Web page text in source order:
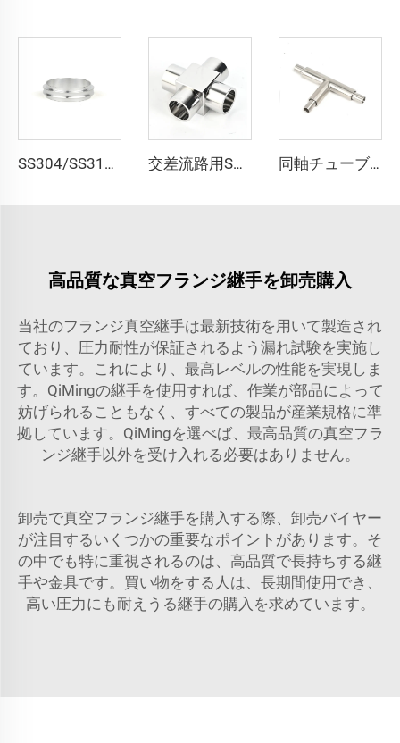
SS304/SS316L アルミニウムKF/NWセンターリング KF10-KF50 高品質ステンレス鋼真空継手 NW10-NW50 半導体用 交差流路用SS316L超高純度溶接継手交差部マイクロ溶接継手を提供スムーズなステンレス鋼超高純度溶接継手 同軸チューブティー 超高純度 SS316L 同軸継手 ステンレス鋼 BA/EP 高品質超高純度(UHP)チューブ
高品質な真空フランジ継手を卸売購入
当社のフランジ真空継手は最新技術を用いて製造され
ており、圧力耐性が保証されるよう漏れ試験を実施し
ています。これにより、最高レベルの性能を実現しま
す。QiMingの継手を使用すれば、作業が部品によって
妨げられることもなく、すべての製品が産業規格に準
拠しています。QiMingを選べば、最高品質の真空フラ
ンジ継手以外を受け入れる必要はありません。
卸売で真空フランジ継手を購入する際、卸売バイヤー
が注目するいくつかの重要なポイントがあります。そ
の中でも特に重視されるのは、高品質で長持ちする継
手や金具です。買い物をする人は、長期間使用でき、
高い圧力にも耐えうる継手の購入を求めています。